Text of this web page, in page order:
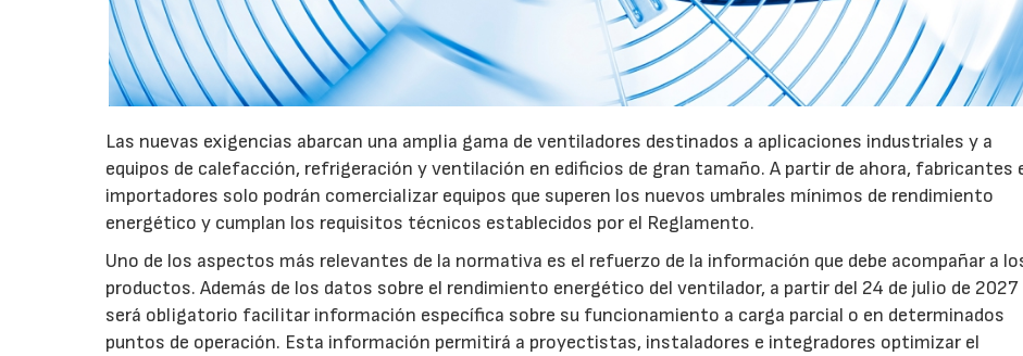
Las nuevas exigencias abarcan una amplia gama de ventiladores destinados a aplicaciones industriales y a
equipos de calefacción, refrigeración y ventilación en edificios de gran tamaño. A partir de ahora, fabricantes
importadores solo podrán comercializar equipos que superen los nuevos umbrales mínimos de rendimiento
energético y cumplan los requisitos técnicos establecidos por el Reglamento.
Uno de los aspectos más relevantes de la normativa es el refuerzo de la información que debe acompañar a
productos. Además de los datos sobre el rendimiento energético del ventilador, a partir del 24 de julio de 2027
será obligatorio facilitar información específica sobre su funcionamiento a carga parcial o en determinados
puntos de operación. Esta información permitirá a proyectistas, instaladores e integradores optimizar el